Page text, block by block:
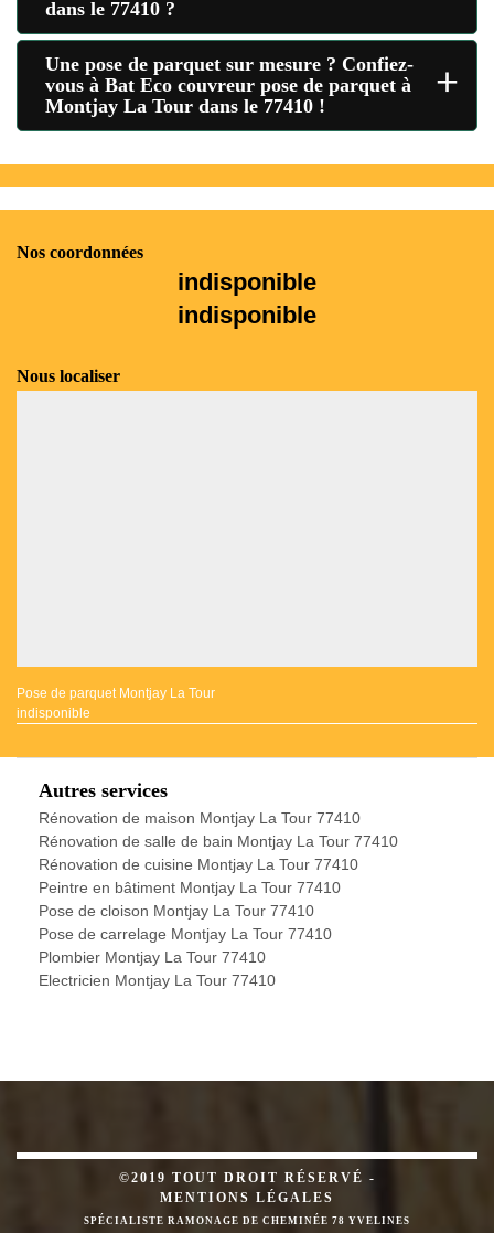
dans le 77410 ?
Une pose de parquet sur mesure ? Confiez-
vous à Bat Eco couvreur pose de parquet à
Montjay La Tour dans le 77410 !
+
Nos coordonnées
indisponible
indisponible
Nous localiser
Pose de parquet Montjay La Tour
indisponible
Autres services
Rénovation de maison Montjay La Tour 77410
Rénovation de salle de bain Montjay La Tour 77410
Rénovation de cuisine Montjay La Tour 77410
Peintre en bâtiment Montjay La Tour 77410
Pose de cloison Montjay La Tour 77410
Pose de carrelage Montjay La Tour 77410
Plombier Montjay La Tour 77410
Electricien Montjay La Tour 77410
©2019 TOUT DROIT RÉSERVÉ -
MENTIONS LÉGALES
SPÉCIALISTE RAMONAGE DE CHEMINÉE 78 YVELINES